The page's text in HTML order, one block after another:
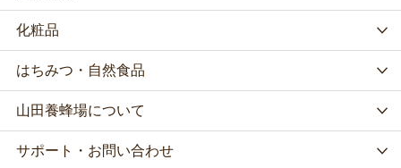
化粧品
はちみつ・自然食品
山田養蜂場について
サポート・お問い合わせ